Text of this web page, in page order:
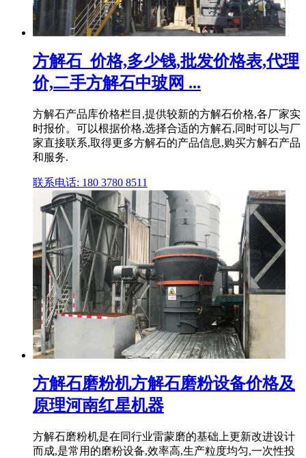
方解石_价格,多少钱,批发价格表,代理
价,二手方解石中玻网 ...
方解石产品库价格栏目,提供较新的方解石价格,各厂家实
时报价。可以根据价格,选择合适的方解石,同时可以与厂
家直接联系,取得更多方解石的产品信息,购买方解石产品
和服务.
联系电话: 180 3780 8511
方解石磨粉机方解石磨粉设备价格及
原理河南红星机器
方解石磨粉机是在同行业雷蒙磨的基础上更新改进设计
而成,是常用的磨粉设备,效率高,生产粒度均匀,一次性投